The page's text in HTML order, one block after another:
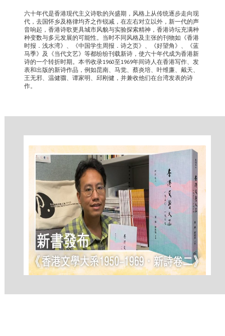
六十年代是香港现代主义诗歌的兴盛期，风格上从传统逐步走向现
代，去国怀乡及格律均齐之作锐减，在左右对立以外，新一代的声
音响起，香港诗歌更具城市风貌与实验探索精神，香港诗坛充满种
种变数与多元发展的可能性。当时不同风格及主张的刊物如《香港
时报．浅水湾》、《中国学生周报．诗之页》、《好望角》、《蓝
马季》及《当代文艺》等都纷纷刊载新诗，使六十年代成为香港新
诗的一个转折时期。本书收录1960至1969年间诗人在香港写作、发
表和出版的新诗作品，例如昆南、马觉、蔡炎培、叶维廉、戴天、
王无邪、温健骝、谭家明、邱刚健，并兼收他们在台湾发表的诗
作。